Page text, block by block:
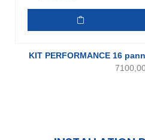
KIT PERFORMANCE 16